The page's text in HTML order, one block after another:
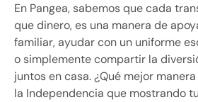
En Pangea, sabemos que cada
que dinero, es una manera de
familiar, ayudar con un uniforme
o simplemente compartir la
juntos en casa. ¿Qué mejor
la Independencia que mostrando